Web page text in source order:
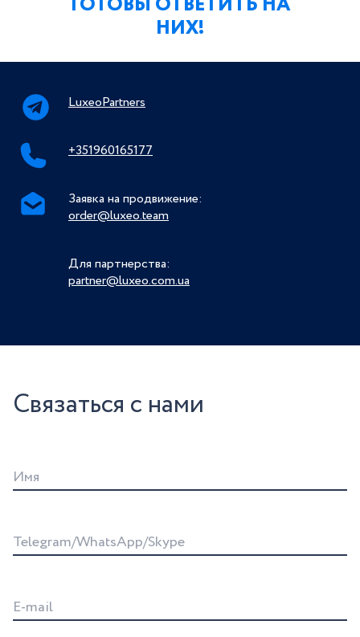
НИХ!
LuxeoPartners
+351960165177
Заявка на продвижение:
order@luxeo.team
Для партнерства:
partner@luxeo.com.ua
Связаться с нами
Имя
Telegram/WhatsApp/Skype
E-mail